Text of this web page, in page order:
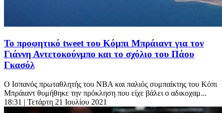
Το προφητικό tweet του Κόμπι Μπράιαντ για τον
Γιάννη Αντετοκούνμπο και το σχόλιο του Πάου
Γκασόλ
Ο Ισπανός πρωταθλητής του NBA και παλιός συμπαίκτης του Κόπι
Μπράιαντ θυμήθηκε την πρόκληση που είχε βάλει ο αδικοχαμ...
18:31 | Τετάρτη 21 Ιουλίου 2021